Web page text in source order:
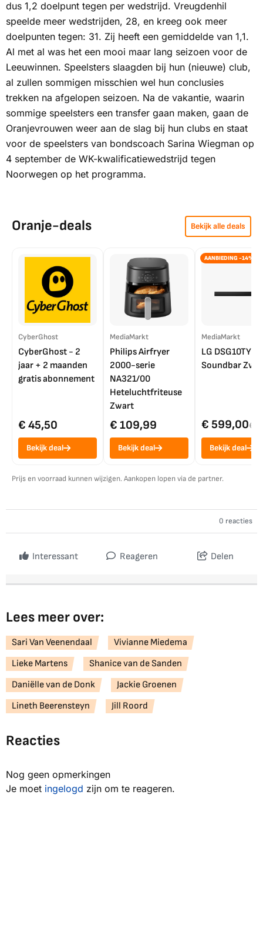
dus 1,2 doelpunt tegen per wedstrijd. Vreugdenhil
speelde meer wedstrijden, 28, en kreeg ook meer
doelpunten tegen: 31. Zij heeft een gemiddelde van 1,1.
Al met al was het een mooi maar lang seizoen voor de
Leeuwinnen. Speelsters slaagden bij hun (nieuwe) club,
al zullen sommigen misschien wel hun conclusies
trekken na afgelopen seizoen. Na de vakantie, waarin
sommige speelsters een transfer gaan maken, gaan de
Oranjevrouwen weer aan de slag bij hun clubs en staat
voor de speelsters van bondscoach Sarina Wiegman op
4 september de WK-kwalificatiewedstrijd tegen
Noorwegen op het programma.
Oranje-deals Bekijk alle deals
CyberGhost
CyberGhost - 2
jaar + 2 maanden
gratis abonnement
€ 45,50
Bekijk deal
MediaMarkt
Philips Airfryer
2000-serie
NA321/00
Heteluchtfriteuse
Zwart
€ 109,99
Bekijk deal
AANBIEDING -14%
MediaMarkt
LG DSG10TY
Soundbar
€ 599,00€
Bekijk deal
Prijs en voorraad kunnen wijzigen. Aankopen lopen via de partner.
0 reacties
Interessant Reageren Delen
Lees meer over:
Sari Van Veenendaal
Vivianne Miedema
Lieke Martens
Shanice van de Sanden
Daniëlle van de Donk
Jackie Groenen
Lineth Beerensteyn
Jill Roord
Reacties
Nog geen opmerkingen
Je moet ingelogd zijn om te reageren.